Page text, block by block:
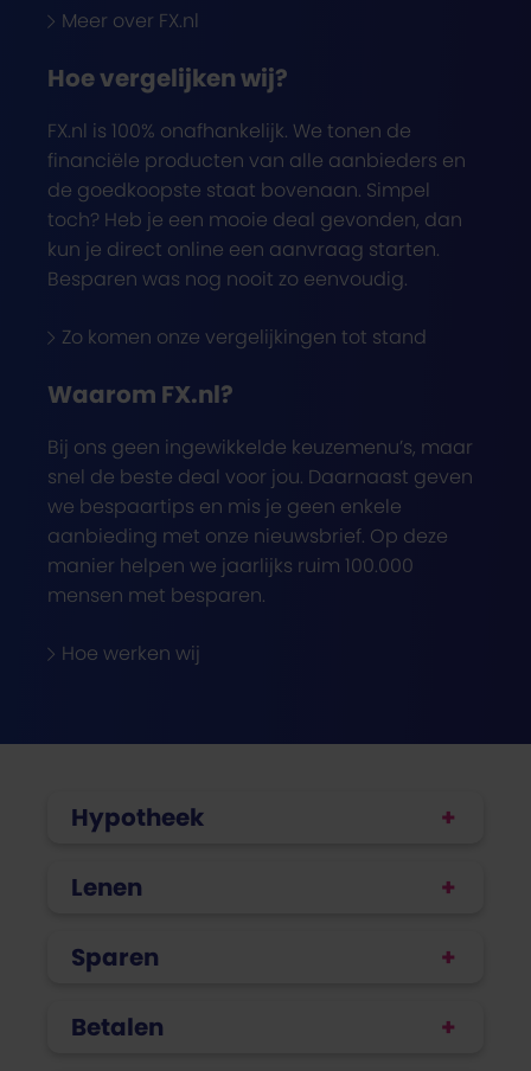
Meer over FX.nl
Hoe vergelijken wij?
FX.nl is 100% onafhankelijk. We tonen de
financiële producten van alle aanbieders en
de goedkoopste staat bovenaan. Simpel
toch? Heb je een mooie deal gevonden, dan
kun je direct online een aanvraag starten.
Besparen was nog nooit zo eenvoudig.
Zo komen onze vergelijkingen tot stand
Waarom FX.nl?
Bij ons geen ingewikkelde keuzemenu’s, maar
snel de beste deal voor jou. Daarnaast geven
we bespaartips en mis je geen enkele
aanbieding met onze nieuwsbrief. Op deze
manier helpen we jaarlijks ruim 100.000
mensen met besparen.
Hoe werken wij
Hypotheek
Lenen
Sparen
Betalen